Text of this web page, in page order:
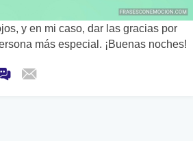
y en mi caso, dar las gracias por
más especial. ¡Buenas noches!